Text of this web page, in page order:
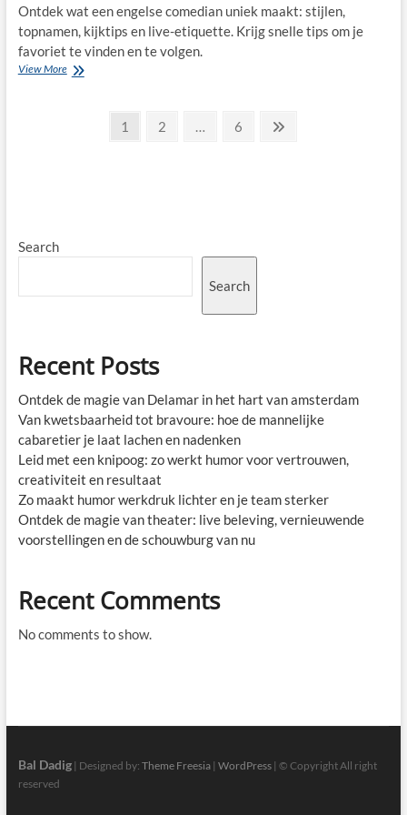
Ontdek wat een engelse comedian uniek maakt: stijlen,
topnamen, kijktips en live-etiquette. Krijg snelle tips om je
favoriet te vinden en te volgen.
View MoreWaarom
Page
1 Page
2 … Page
6
Search
Search
Recent Posts
Ontdek de magie van Delamar in het hart van amsterdam
Van kwetsbaarheid tot bravoure: hoe de mannelijke
cabaretier je laat lachen en nadenken
Leid met een knipoog: zo werkt humor voor vertrouwen,
creativiteit en resultaat
Zo maakt humor werkdruk lichter en je team sterker
Ontdek de magie van theater: live beleving, vernieuwende
voorstellingen en de schouwburg van nu
Recent Comments
No comments to show.
Bal Dadig| Designed by: Theme Freesia| WordPress| © Copyright All right
reserved